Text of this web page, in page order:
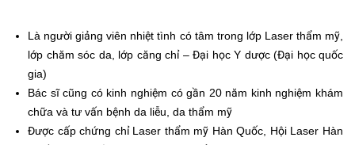
Là người giảng viên nhiệt tình có tâm trong lớp Laser thẩm mỹ,
lớp chăm sóc da, lớp căng chỉ – Đại học Y dược (Đại học quốc
gia)
Bác sĩ cũng có kinh nghiệm có gần 20 năm kinh nghiệm khám
chữa và tư vấn bệnh da liễu, da thẩm mỹ
Được cấp chứng chỉ Laser thẩm mỹ Hàn Quốc, Hội Laser Hàn